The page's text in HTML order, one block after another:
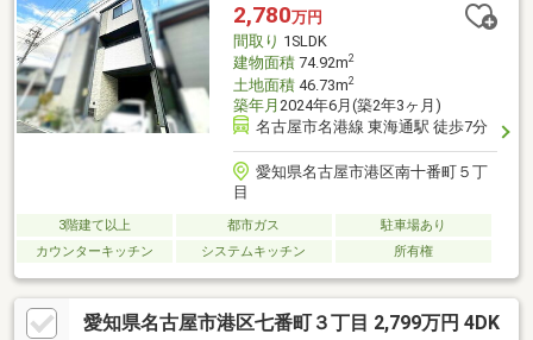
2,780万円
間取り 1SLDK
建物面積74.92m2
土地面積46.73m2
築年月 2024年6月(築2年3ヶ月)
名古屋市名港線 東海通駅 徒歩7分
愛知県名古屋市港区南十番町５丁
目
3階建て以上 都市ガス
駐車場あり
カウンターキッチン
システムキッチン 所有権
愛知県名古屋市港区七番町３丁目 2,799万円 4DK